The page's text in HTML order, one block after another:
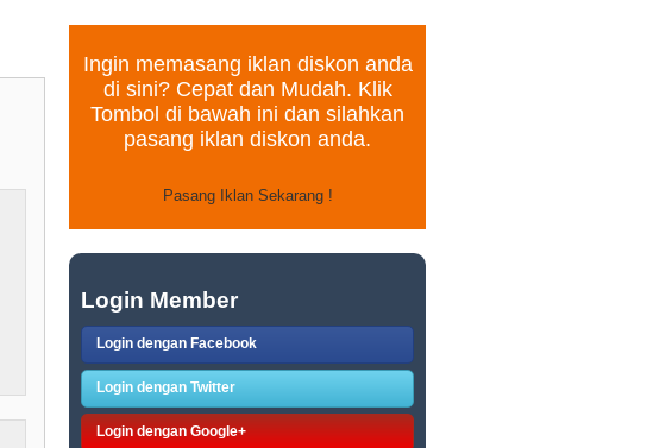
Ingin memasang iklan diskon anda
di sini? Cepat dan Mudah. Klik
Tombol di bawah ini dan silahkan
pasang iklan diskon anda.
Login Member
Login dengan Facebook
Login dengan Twitter
Login dengan Google+